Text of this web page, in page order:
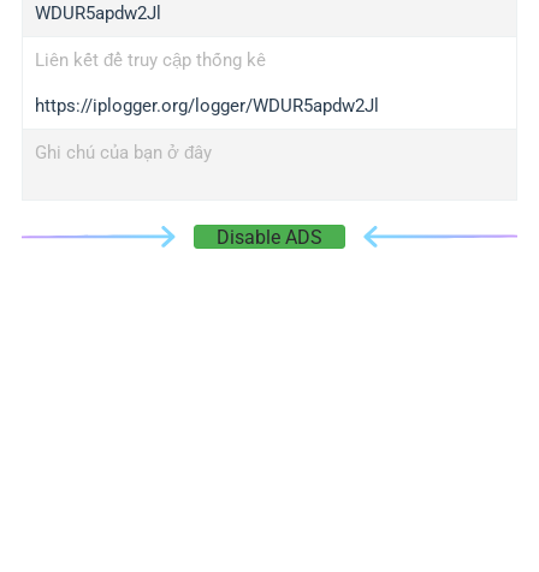
WDUR5apdw2Jl
Liên kết để truy cập thống kê
https://iplogger.org/logger/WDUR5apdw2Jl
Ghi chú của bạn ở đây
Disable ADS